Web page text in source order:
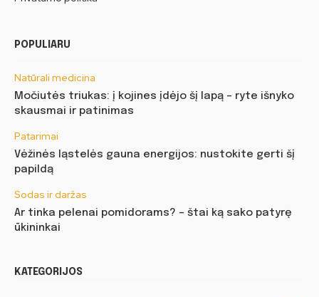
POPULIARU
Natūrali medicina
Močiutės triukas: į kojines įdėjo šį lapą – ryte išnyko
skausmai ir patinimas
Patarimai
Vėžinės ląstelės gauna energijos: nustokite gerti šį
papildą
Sodas ir daržas
Ar tinka pelenai pomidorams? – štai ką sako patyrę
ūkininkai
KATEGORIJOS